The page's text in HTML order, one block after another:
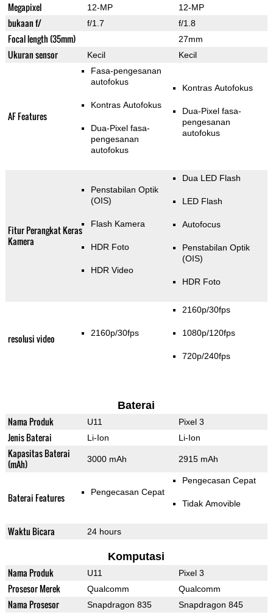
Megapixel 12-MP 12-MP
bukaan f/ f/1.7 f/1.8
Focal length (35mm) 27mm
Ukuran sensor Kecil Kecil
AF Features
Fasa-pengesanan
autofokus
Kontras Autofokus
Dua-Pixel fasa-
pengesanan
autofokus
Kontras Autofokus
Dua-Pixel fasa-
pengesanan
autofokus
Fitur Perangkat Keras
Kamera
Penstabilan Optik
(OIS)
Flash Kamera
HDR Foto
HDR Video
Dua LED Flash
LED Flash
Autofocus
Penstabilan Optik
(OIS)
HDR Foto
resolusi video 2160p/30fps
2160p/30fps
1080p/120fps
720p/240fps
Baterai
Nama Produk U11 Pixel 3
Jenis Baterai Li-Ion Li-Ion
Kapasitas Baterai
(mAh)
3000 mAh 2915 mAh
Baterai Features Pengecasan Cepat
Pengecasan Cepat
Tidak Amovible
Waktu Bicara 24 hours
Komputasi
Nama Produk U11 Pixel 3
Prosesor Merek Qualcomm Qualcomm
Nama Prosesor Snapdragon 835 Snapdragon 845